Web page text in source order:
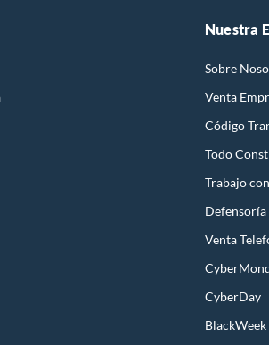
Nuestra
Sobre
Venta
Código
Todo
Trabajo
Defensoría
Venta
CyberDay
BlackWeek